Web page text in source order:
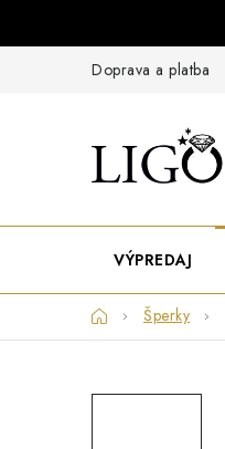
Doprava a platba
VÝPREDAJ
DomovŠperky